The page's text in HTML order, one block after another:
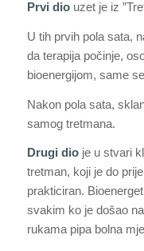
Prvi diouzet je iz
U tih prvih pola sata,
da terapija počinje,
bioenergijom, same
Nakon pola sata,
samog tretmana.
Drugi dioje u stvari
tretman, koji je do
prakticiran.
svakim ko je došao
rukama pipa bolna